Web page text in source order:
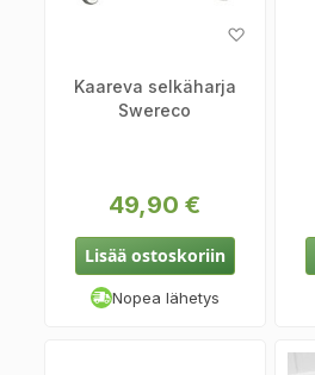
Kaareva selkäharja
Swereco
49,90 €
Lisää ostoskoriin
Nopea lähetys